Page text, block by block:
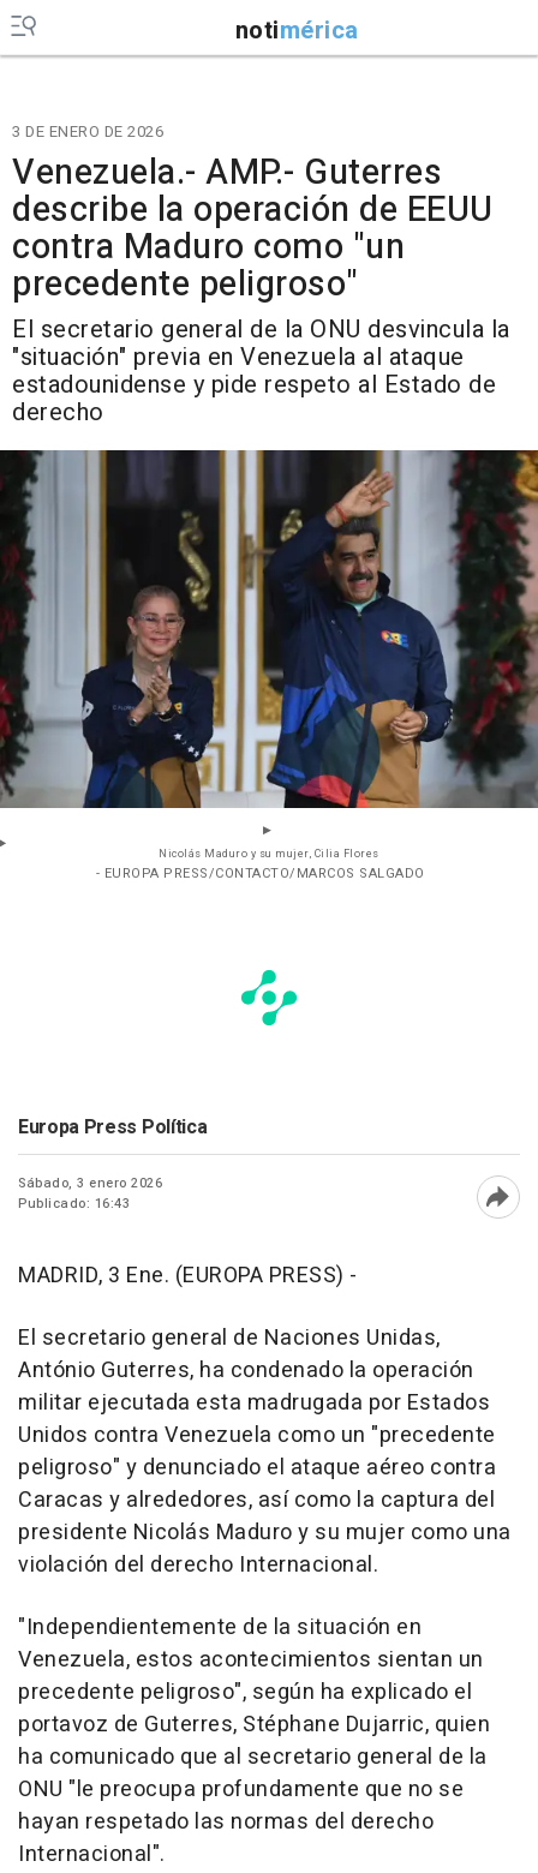
notimérica
3 DE ENERO DE 2026
Venezuela.- AMP.- Guterres
describe la operación de EEUU
contra Maduro como "un
precedente peligroso"
El secretario general de la ONU desvincula la
"situación" previa en Venezuela al ataque
estadounidense y pide respeto al Estado de
derecho
Nicolás Maduro y su mujer, Cilia Flores
- EUROPA PRESS/CONTACTO/MARCOS SALGADO
Europa Press Política
Sábado, 3 enero 2026
Publicado: 16:43
MADRID, 3 Ene. (EUROPA PRESS) -
El secretario general de Naciones Unidas,
António Guterres, ha condenado la operación
militar ejecutada esta madrugada por Estados
Unidos contra Venezuela como un "precedente
peligroso" y denunciado el ataque aéreo contra
Caracas y alrededores, así como la captura del
presidente Nicolás Maduro y su mujer como una
violación del derecho Internacional.
"Independientemente de la situación en
Venezuela, estos acontecimientos sientan un
precedente peligroso", según ha explicado el
portavoz de Guterres, Stéphane Dujarric, quien
ha comunicado que al secretario general de la
ONU "le preocupa profundamente que no se
hayan respetado las normas del derecho
Internacional".